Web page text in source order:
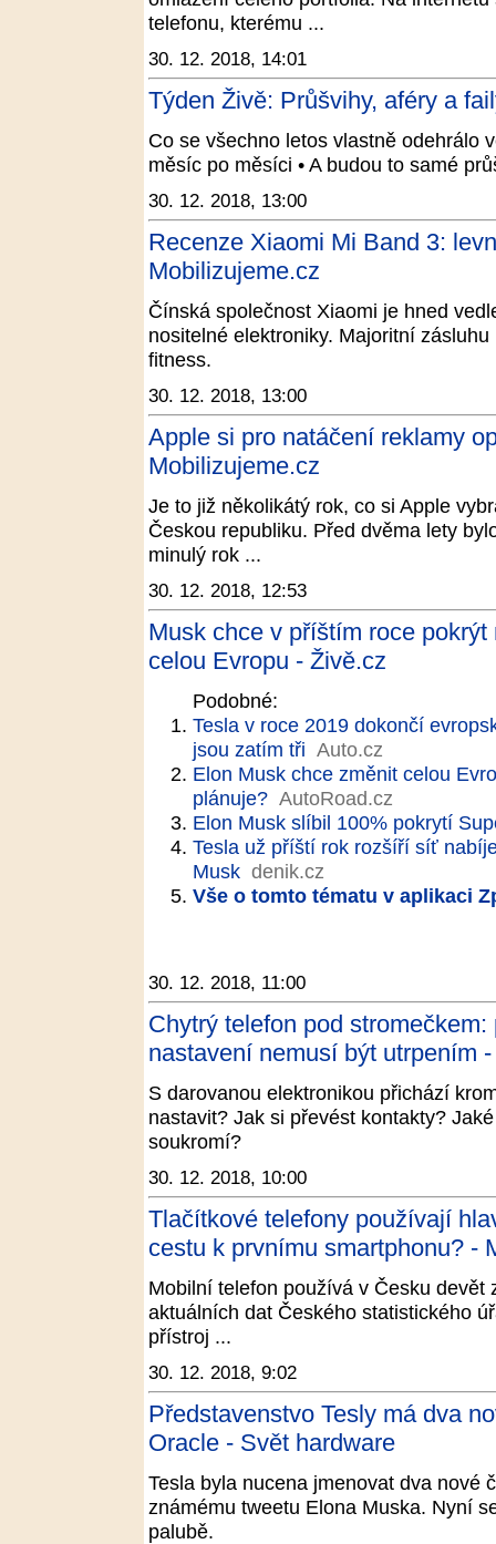
telefonu, kterému ...
30. 12. 2018, 14:01
Týden Živě: Průšvihy, aféry a
Co se všechno letos vlastně odehrálo
měsíc po měsíci • A budou to samé
30. 12. 2018, 13:00
Recenze Xiaomi Mi Band 3:
Mobilizujeme.cz
Čínská společnost Xiaomi je hned
nositelné elektroniky. Majoritní
fitness.
30. 12. 2018, 13:00
Apple si pro natáčení reklamy
Mobilizujeme.cz
Je to již několikátý rok, co si Apple
Českou republiku. Před dvěma lety
minulý rok ...
30. 12. 2018, 12:53
Musk chce v příštím roce
celou Evropu - Živě.cz
Podobné:
Tesla v roce 2019 dokončí
jsou zatím tři Auto.cz
Elon Musk chce změnit celou
plánuje? AutoRoad.cz
Elon Musk slíbil 100% pokrytí
Tesla už příští rok rozšíří síť
Musk denik.cz
Vše o tomto tématu v aplikaci
30. 12. 2018, 11:00
Chytrý telefon pod
nastavení nemusí být utrpením
S darovanou elektronikou přichází
nastavit? Jak si převést kontakty?
soukromí?
30. 12. 2018, 10:00
Tlačítkové telefony používají
cestu k prvnímu smartphonu? -
Mobilní telefon používá v Česku
aktuálních dat Českého statistického
přístroj ...
30. 12. 2018, 9:02
Představenstvo Tesly má dva
Oracle - Svět hardware
Tesla byla nucena jmenovat dva nové
známému tweetu Elona Muska. Nyní
palubě.